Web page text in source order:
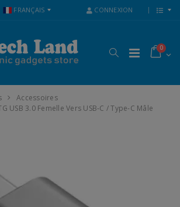
FRANÇAIS CONNEXION
0
Accessoires
USB 3.0 Femelle Vers USB-C / Type-C Mâle